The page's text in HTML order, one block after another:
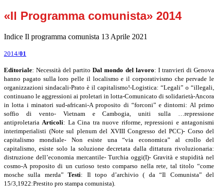
«Il Programma comunista» 2014
Indice Il programma comunista 13 Aprile 2021
2014/01
Editoriale: Necessità del partitoDal mondo del lavoro: I tranvieri di Genova
hanno pagato sulla loro pelle il localismo e il corporativismo che pervade le
organizzazioni sindacali-Prato è il capitalismo!-Logistica: “Legali” o “illegali,
continuano le aggressioni ai proletari in lotta-Comunicato di solidarietà-Ancora
in lotta i minatori sud-africani-A proposito di “forconi” e dintorni: Al primo
soffio di vento- Vietnam e Cambogia, uniti sulla …repressione
antiproletariaArticoli: La Cina tra nuove riforme, repressioni e antagonismi
interimperialisti (Note sul plenum del XVIII Congresso del PCC)- Corso del
capitalismo mondiale- Non esiste una “via economica” al crollo del
capitalismo, esiste solo la soluzione decretata dalla dittatura rivoluzionaria:
distruzione dell’economia mercantile- Turchia oggi(I)- Gravità e stupidità nel
cosmo-A proposito di un curioso testo comparso nella rete, tal titolo “come
mosche sulla merda”Testi: Il topo d’archivio ( da “Il Comunista” del
15/3,1922:Prestito pro stampa comunista).